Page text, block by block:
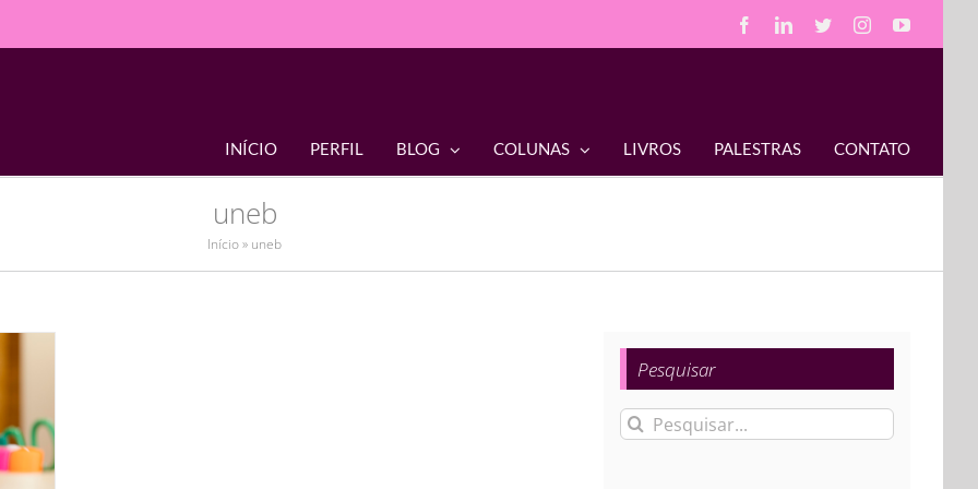
FacebookLinkedIn
TwitterInstagramYouTube
INÍCIO PERFIL BLOG COLUNAS LIVROS PALESTRAS CONTATO
uneb
Início» uneb
Pesquisar
Buscar